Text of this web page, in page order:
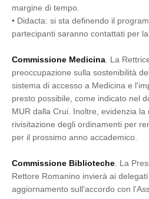
margine di tempo.
• Didacta: si sta definendo il
partecipanti saranno contattati per la
Commissione Medicina . La
preoccupazione sulla sostenibilità
sistema di accesso a Medicina e
presto possibile, come indicato nel
MUR dalla Crui. Inoltre, evidenzia la
rivisitazione degli ordinamenti per
per il prossimo anno accademico.
Commissione Biblioteche . La
Rettore Romanino invierà ai
aggiornamento sull'accordo con